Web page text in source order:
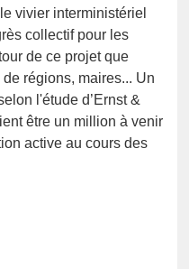
vivier interministériel
collectif pour les
de ce projet que
régions, maires... Un
l'étude d’Ernst &
être un million à venir
active au cours des